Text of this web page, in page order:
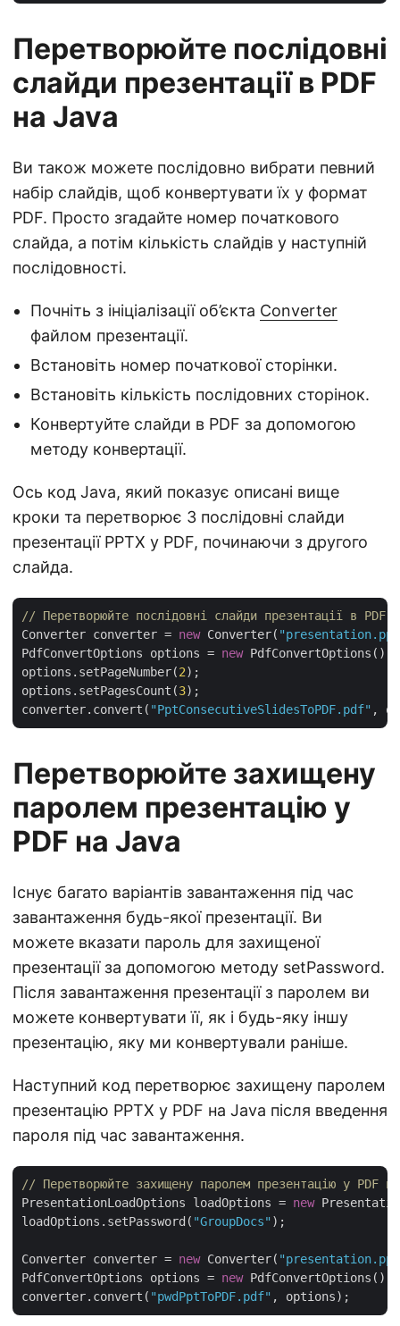
Перетворюйте послідовні
слайди презентації в PDF
на Java
Ви також можете послідовно вибрати певний
набір слайдів, щоб конвертувати їх у формат
PDF. Просто згадайте номер початкового
слайда, а потім кількість слайдів у наступній
послідовності.
Почніть з ініціалізації об’єкта Converter
файлом презентації.
Встановіть номер початкової сторінки.
Встановіть кількість послідовних сторінок.
Конвертуйте слайди в PDF за допомогою
методу конвертації.
Ось код Java, який показує описані вище
кроки та перетворює 3 послідовні слайди
презентації PPTX у PDF, починаючи з другого
слайда.
// Перетворюйте послідовні слайди презентації в PDF
Converter converter = new Converter(
PdfConvertOptions options = new PdfConvertOptions();
options.setPageNumber(2);
options.setPagesCount(3);
converter.convert( "PptConsecutiveSlidesToPDF.pdf"
Перетворюйте захищену
паролем презентацію у
PDF на Java
Існує багато варіантів завантаження під час
завантаження будь-якої презентації. Ви
можете вказати пароль для захищеної
презентації за допомогою методу setPassword.
Після завантаження презентації з паролем ви
можете конвертувати її, як і будь-яку іншу
презентацію, яку ми конвертували раніше.
Наступний код перетворює захищену паролем
презентацію PPTX у PDF на Java після введення
пароля під час завантаження.
// Перетворюйте захищену паролем презентацію у PDF
PresentationLoadOptions loadOptions = new
loadOptions.setPassword( "GroupDocs" );
Converter converter = new Converter(
PdfConvertOptions options = new PdfConvertOptions();
converter.convert( "pwdPptToPDF.pdf"